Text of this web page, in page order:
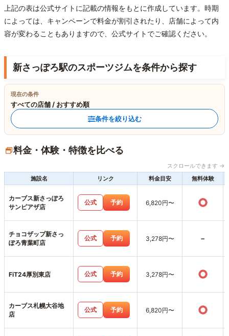
上記の表は公式サイトに記載の情報をもとに作成しています。時期
によっては、キャンペーンで料金が割引されたり、店舗によって内
容が変わることもありますので、公式サイトでご確認ください。
新さっぽろ駅のスポーツジムを条件から探す
現在の条件
すべての店舗 / おすすめ順
条件を絞り込む
料金・体験・特徴を比べる
スクロールできます →
施設名
リンク 料金目安 無料体験
カーブス新さっぽろ
サンピアザ店
公式 予約 6,820円〜 ○
チョコザップ新さっ
ぽろ青葉町店
公式 予約 3,278円〜 -
FiT24厚別東店 公式 予約 3,278円〜 ○
カーブス札幌大谷地
店
公式 予約 6,820円〜 ○